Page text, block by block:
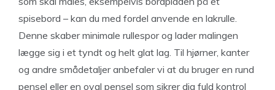
spisebord – kan du med fordel anvende en lakrulle.
Denne skaber minimale rullespor og lader malingen
lægge sig i et tyndt og helt glat lag. Til hjørner, kanter
og andre smådetaljer anbefaler vi at du bruger en rund
pensel eller en oval pensel som sikrer dig fuld kontrol